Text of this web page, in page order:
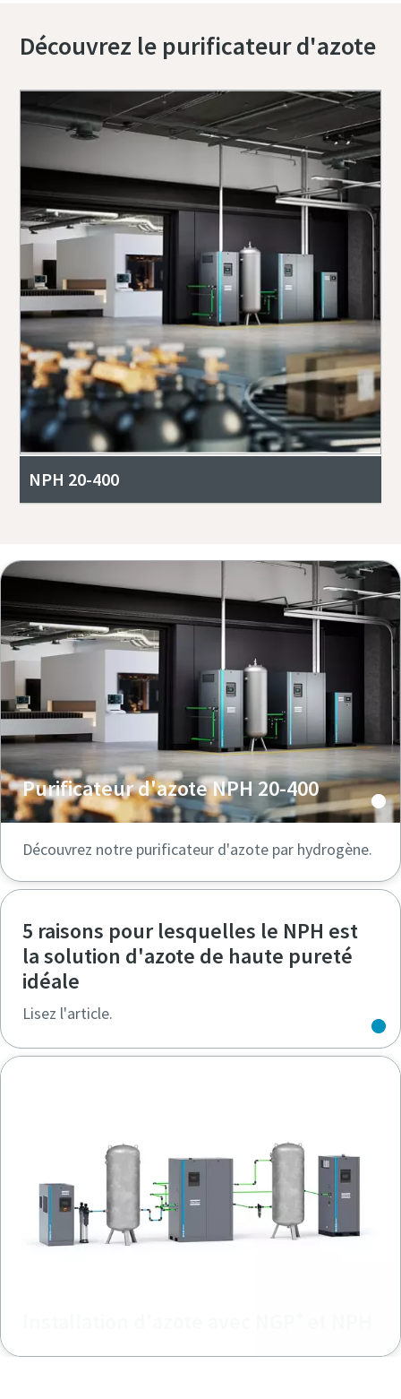
Découvrez le purificateur d'azote
NPH 20-400
Purificateur d'azote NPH 20-400
Découvrez notre purificateur d'azote par hydrogène.
5 raisons pour lesquelles le NPH est
la solution d'azote de haute pureté
idéale
Lisez l'article.